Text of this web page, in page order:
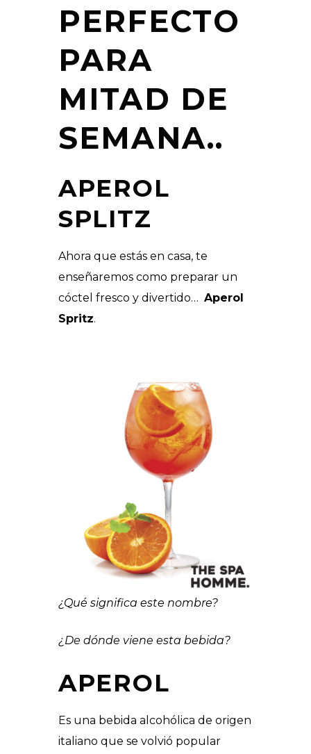
PERFECTO
PARA
MITAD DE
SEMANA..
APEROL
SPLITZ
Ahora que estás en casa, te
enseñaremos como preparar un
cóctel fresco y divertido… Aperol
Spritz.
¿Qué significa este nombre?
¿De dónde viene esta bebida?
APEROL
Es una bebida alcohólica de origen
italiano que se volvió popular